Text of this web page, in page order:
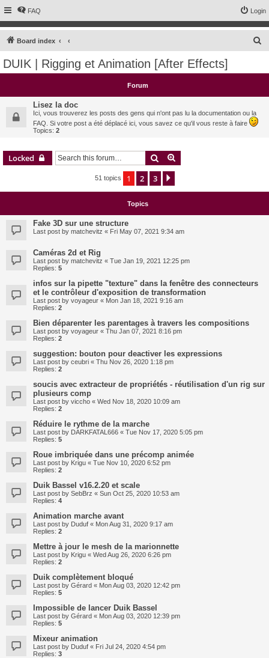
FAQ Login
Board index
c
DUIK | Rigging et Animation [After Effects]
Forum
Lisez la doc
Ici, vous trouverez les posts des gens qui n'ont pas lu la documentation ou la
FAQ. Si votre post a été déplacé ici, vous savez ce qu'il vous reste à faire
Topics: 2
Locked Search
51 topics 1 2 3
Topics
Fake 3D sur une structure
Last post by matchevitz « Fri May 07, 2021 9:34 am
Caméras 2d et Rig
Last post by matchevitz « Tue Jan 19, 2021 12:25 pm
Replies: 5
infos sur la pipette "texture" dans la fenêtre des connecteurs
et le contrôleur d'exposition de transformation
Last post by voyageur « Mon Jan 18, 2021 9:16 am
Replies: 2
Bien déparenter les parentages à travers les compositions
Last post by voyageur « Thu Jan 07, 2021 8:16 pm
Replies: 2
suggestion: bouton pour deactiver les expressions
Last post by ceubri « Thu Nov 26, 2020 1:18 pm
Replies: 2
soucis avec extracteur de propriétés - réutilisation d'un rig sur
plusieurs comp
Last post by viccho « Wed Nov 18, 2020 10:09 am
Replies: 2
Réduire le rythme de la marche
Last post by DARKFATAL666 « Tue Nov 17, 2020 5:05 pm
Replies: 5
Roue imbriquée dans une précomp animée
Last post by Krigu « Tue Nov 10, 2020 6:52 pm
Replies: 2
Duik Bassel v16.2.20 et scale
Last post by SebBrz « Sun Oct 25, 2020 10:53 am
Replies: 4
Animation marche avant
Last post by Duduf « Mon Aug 31, 2020 9:17 am
Replies: 2
Mettre à jour le mesh de la marionnette
Last post by Krigu « Wed Aug 26, 2020 6:26 pm
Replies: 2
Duik complètement bloqué
Last post by Gérard « Mon Aug 03, 2020 12:42 pm
Replies: 5
Impossible de lancer Duik Bassel
Last post by Gérard « Mon Aug 03, 2020 12:39 pm
Replies: 5
Mixeur animation
Last post by Duduf « Fri Jul 24, 2020 4:54 pm
Replies: 3